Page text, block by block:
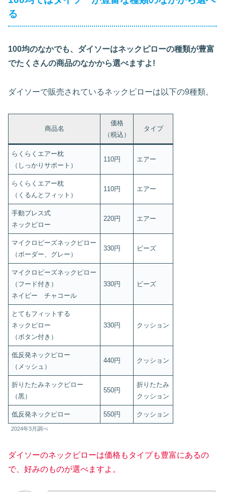
る
100均のなかでも、ダイソーはネックピローの種類が豊富
でたくさんの商品のなかから選べますよ!
ダイソーで販売されているネックピローは以下の9種類。
商品名
価格
（税込）
タイプ
らくらくエアー枕
（しっかりサポート）
110円 エアー
らくらくエアー枕
（くるんとフィット）
110円 エアー
手動プレス式
ネックピロー
220円 エアー
マイクロビーズネックピロー
（ボーダー、グレー）
330円 ビーズ
マイクロビーズネックピロー
（フード付き）
ネイビー チャコール
330円 ビーズ
とてもフィットする
ネックピロー
（ボタン付き）
330円 クッション
低反発ネックピロー
（メッシュ）
440円 クッション
折りたたみネックピロー
（黒）
550円
折りたたみ
クッション
低反発ネックピロー 550円 クッション
2024年3月調べ
ダイソーのネックピローは価格もタイプも豊富にあるの
で、好みのものが選べますよ。